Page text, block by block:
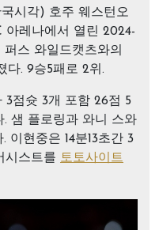
시각) 호주 웨스턴오
아레나에서 열린 2024-
스 와일드캣츠와의
다. 9승5패로 2위.
3점슛 3개 포함 26점 5
. 샘 플로링과 와니 스와
이현중은 14분13초간 3
시스트를 토토사이트